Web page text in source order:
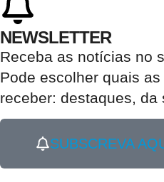
NEWSLETTER
Receba as notícias no
Pode escolher quais
receber: destaques, da
SUBSCREVA